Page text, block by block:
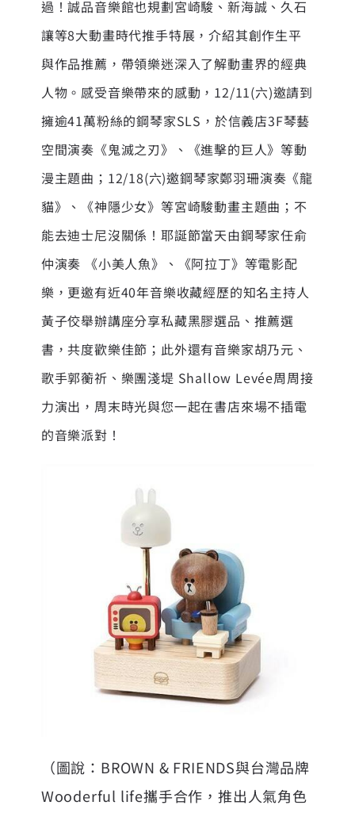
過！誠品音樂館也規劃宮崎駿、新海誠、久石
讓等8大動畫時代推手特展，介紹其創作生平
與作品推薦，帶領樂迷深入了解動畫界的經典
人物。感受音樂帶來的感動，12/11(六)邀請到
擁逾41萬粉絲的鋼琴家SLS，於信義店3F琴藝
空間演奏《鬼滅之刃》、《進擊的巨人》等動
漫主題曲；12/18(六)邀鋼琴家鄭羽珊演奏《龍
貓》、《神隱少女》等宮崎駿動畫主題曲；不
能去迪士尼沒關係！耶誕節當天由鋼琴家任俞
仲演奏 《小美人魚》、《阿拉丁》等電影配
樂，更邀有近40年音樂收藏經歷的知名主持人
黃子佼舉辦講座分享私藏黑膠選品、推薦選
書，共度歡樂佳節；此外還有音樂家胡乃元、
歌手郭蘅祈、樂團淺堤 Shallow Levée周周接
力演出，周末時光與您一起在書店來場不插電
的音樂派對！
（圖說：BROWN & FRIENDS與台灣品牌
Wooderful life攜手合作，推出人氣角色